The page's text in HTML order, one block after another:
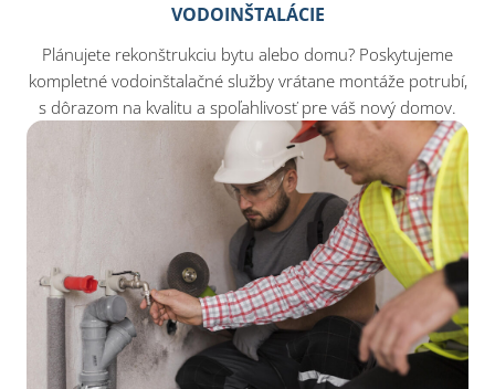
VODOINŠTALÁCIE
Plánujete rekonštrukciu bytu alebo domu? Poskytujeme
kompletné vodoinštalačné služby vrátane montáže potrubí,
s dôrazom na kvalitu a spoľahlivosť pre váš nový domov.